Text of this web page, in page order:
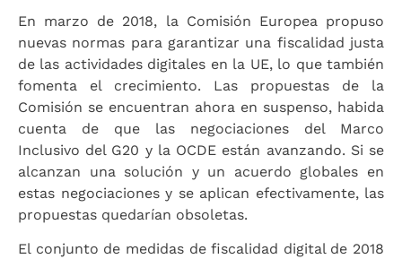
En marzo de 2018, la Comisión Europea propuso
nuevas normas para garantizar una fiscalidad justa
de las actividades digitales en la UE, lo que también
fomenta el crecimiento. Las propuestas de la
Comisión se encuentran ahora en suspenso, habida
cuenta de que las negociaciones del Marco
Inclusivo del G20 y la OCDE están avanzando. Si se
alcanzan una solución y un acuerdo globales en
estas negociaciones y se aplican efectivamente, las
propuestas quedarían obsoletas.
El conjunto de medidas de fiscalidad digital de 2018